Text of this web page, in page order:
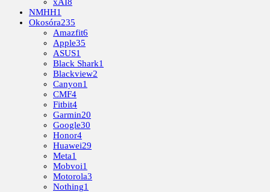
NMHH1
Okosóra235
Amazfit6
Apple35
ASUS1
Black Shark1
Blackview2
Canyon1
CMF4
Fitbit4
Garmin20
Google30
Honor4
Huawei29
Meta1
Mobvoi1
Motorola3
Nothing1